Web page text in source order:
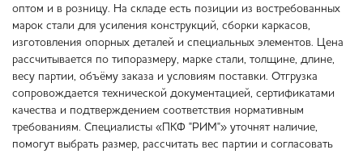
оптом и в розницу. На складе есть позиции из востребованных
марок стали для усиления конструкций, сборки каркасов,
изготовления опорных деталей и специальных элементов. Цена
рассчитывается по типоразмеру, марке стали, толщине, длине,
весу партии, объёму заказа и условиям поставки. Отгрузка
сопровождается технической документацией, сертификатами
качества и подтверждением соответствия нормативным
требованиям. Специалисты «ПКФ "РИМ"» уточнят наличие,
помогут выбрать размер, рассчитать вес партии и согласовать